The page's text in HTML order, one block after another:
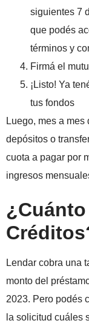
siguientes 7
que podés
términos y
Firmá el
¡Listo! Ya
tus fondos
Luego, mes a
depósitos o
cuota a pagar por
ingresos
Lendar cobra una
monto del
2023. Pero podés
la solicitud cuáles